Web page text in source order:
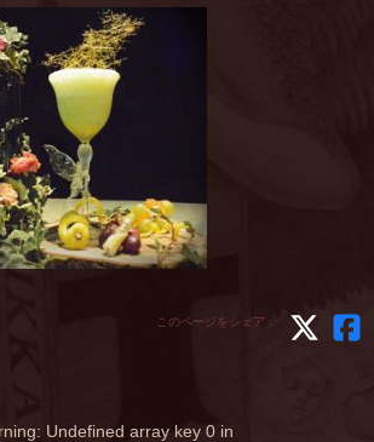
このページをシェア：
: Undefined array key 0 in